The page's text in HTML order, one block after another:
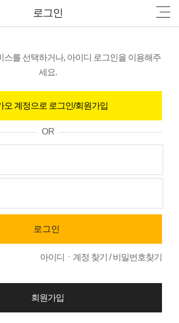
로그인
스를 선택하거나, 아이디 로그인을 이용해주
세요.
OR
아이디ㆍ계정 찾기 /비밀번호찾기
회원가입